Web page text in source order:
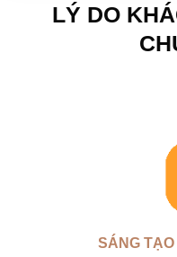
LÝ DO
SÁNG